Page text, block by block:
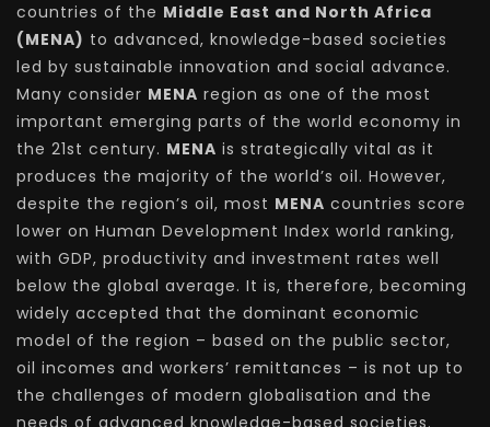
countries of the Middle East and North Africa
(MENA) to advanced, knowledge-based societies
led by sustainable innovation and social advance.
Many consider MENA region as one of the most
important emerging parts of the world economy in
the 21st century. MENA is strategically vital as it
produces the majority of the world’s oil. However,
despite the region’s oil, most MENA countries score
lower on Human Development Index world ranking,
with GDP, productivity and investment rates well
below the global average. It is, therefore, becoming
widely accepted that the dominant economic
model of the region – based on the public sector,
oil incomes and workers’ remittances – is not up to
the challenges of modern globalisation and the